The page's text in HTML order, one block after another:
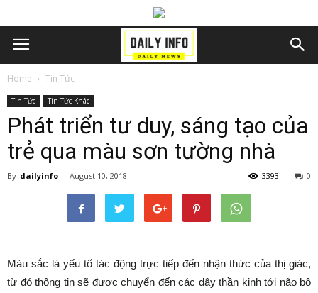
Home Tin Tức
Tin Tức Tin Tức Khác
Phát triển tư duy, sáng tạo của
trẻ qua màu sơn tường nhà
By dailyinfo - August 10, 2018 0
3393
Màu sắc là yếu tố tác động trực tiếp đến nhận thức của thị giác,
từ đó thông tin sẽ được chuyển đến các dây thần kinh tới não bộ